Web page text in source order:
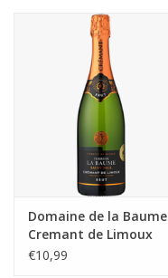
Domaine de la Baume
Cremant de Limoux
€10,99